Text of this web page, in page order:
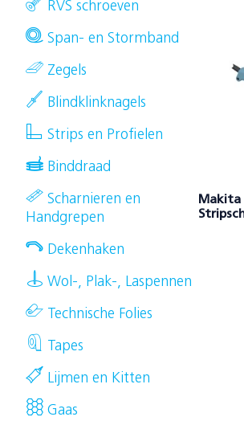
RVS schroeven
Span- en Stormband
Zegels
Blindklinknagels
Strips en Profielen
Binddraad
Scharnieren en
Handgrepen
Dekenhaken
Wol-, Plak-, Laspennen
Technische Folies
Tapes
Lijmen en Kitten
Gaas
Makita